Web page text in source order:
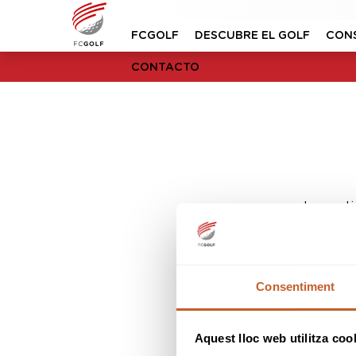
Consentiment
Aquest lloc web utilitza
FCGOLF DESCUBRE EL GOLF
CONTACTO
Lo